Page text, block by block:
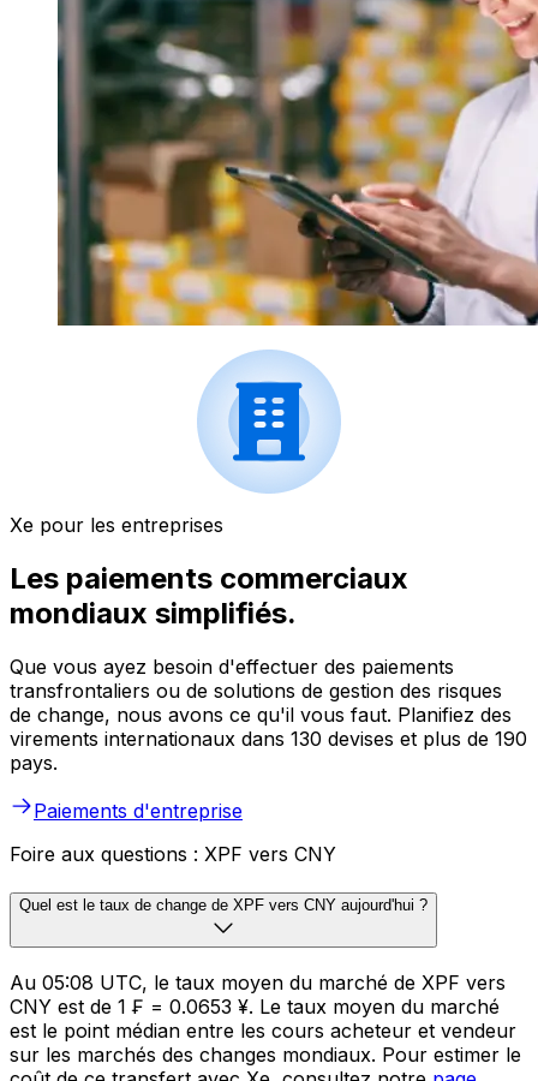
Xe pour les entreprises
Les paiements commerciaux
mondiaux simplifiés.
Que vous ayez besoin d'effectuer des paiements
transfrontaliers ou de solutions de gestion des risques
de change, nous avons ce qu'il vous faut. Planifiez des
virements internationaux dans 130 devises et plus de 190
pays.
Paiements d'entreprise
Foire aux questions : XPF vers CNY
Quel est le taux de change de XPF vers CNY aujourd'hui ?
Au 05:08 UTC, le taux moyen du marché de XPF vers
CNY est de 1 ₣ = 0.0653 ¥. Le taux moyen du marché
est le point médian entre les cours acheteur et vendeur
sur les marchés des changes mondiaux. Pour estimer le